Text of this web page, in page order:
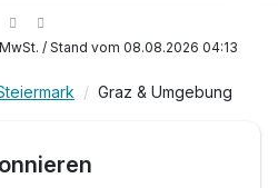
pro Aufenthalt
- 15
/ Stand vom 08.08.2026 04:13
Graz & Umgebung